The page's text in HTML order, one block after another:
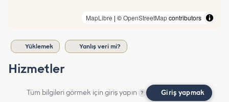
MapLibre | ©OpenStreetMapcontributors
Yüklemek Yanlış veri mi?
Hizmetler
Tüm bilgileri görmek için giriş yapın ? Giriş yapmak